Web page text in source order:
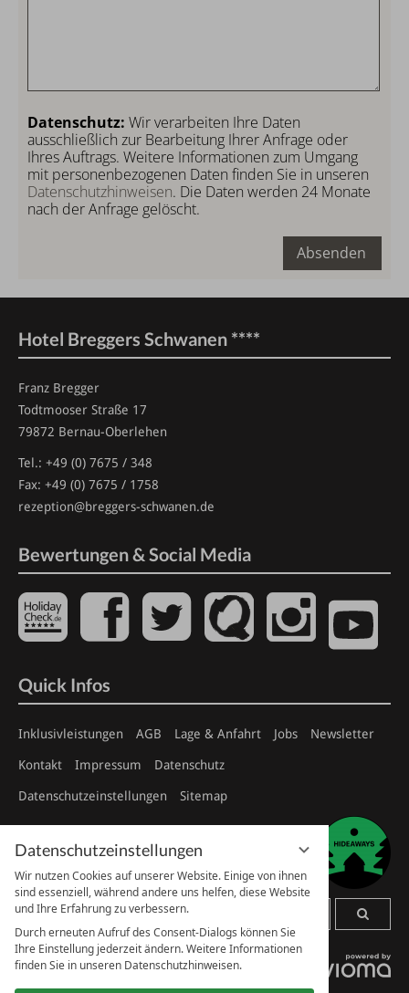
Datenschutzeinstellungen
Wir nutzen Cookies auf unserer Website. Einige von ihnen
sind essenziell, während andere uns helfen, diese Website
und Ihre Erfahrung zu verbessern.
Durch erneuten Aufruf des Consent-Dialogs können Sie
Ihre Einstellung jederzeit ändern. Weitere Informationen
finden Sie in unseren Datenschutzhinweisen.
Datenschutz: Wir verarbeiten Ihre Daten
ausschließlich zur Bearbeitung Ihrer Anfrage oder
Ihres Auftrags. Weitere Informationen zum Umgang
mit personenbezogenen Daten finden Sie in unseren
Datenschutzhinweisen. Die Daten werden 24 Monate
nach der Anfrage gelöscht.
Absenden
Hotel Breggers Schwanen ****
Franz Bregger
Todtmooser Straße 17
79872 Bernau-Oberlehen
Tel.: +49 (0) 7675 / 348
Fax: +49 (0) 7675 / 1758
rezeption@breggers-schwanen.de
Bewertungen & Social Media
Quick Infos
Inklusivleistungen AGB Lage & Anfahrt Jobs Newsletter
Kontakt Impressum Datenschutz
Datenschutzeinstellungen Sitemap
